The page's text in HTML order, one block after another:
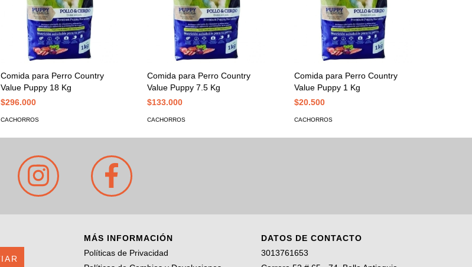
Comida para Perro Country
Value Puppy 18 Kg
$296.000
CACHORROS
Comida para Perro Country
Value Puppy 7.5 Kg
$133.000
CACHORROS
Comida para Perro Country
Value Puppy 1 Kg
$20.500
CACHORROS
MÁS INFORMACIÓN
Políticas de Privacidad
DATOS DE CONTACTO
3013761653